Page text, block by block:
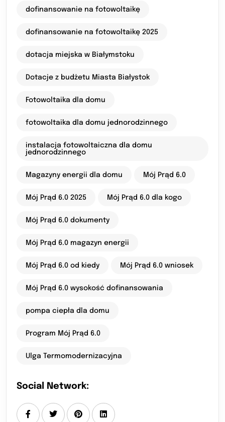
dofinansowanie na fotowoltaikę
dofinansowanie na fotowoltaikę 2025
dotacja miejska w Białymstoku
Dotacje z budżetu Miasta Białystok
Fotowoltaika dla domu
fotowoltaika dla domu jednorodzinnego
instalacja fotowoltaiczna dla domu
jednorodzinnego
Magazyny energii dla domu Mój Prąd 6.0
Mój Prąd 6.0 2025 Mój Prąd 6.0 dla kogo
Mój Prąd 6.0 dokumenty
Mój Prąd 6.0 magazyn energii
Mój Prąd 6.0 od kiedy Mój Prąd 6.0 wniosek
Mój Prąd 6.0 wysokość dofinansowania
pompa ciepła dla domu
Program Mój Prąd 6.0
Ulga Termomodernizacyjna
Social Network: